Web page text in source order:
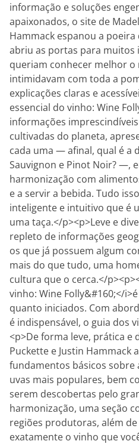
informação e soluções
apaixonados, o site de
Hammack espanou a
abriu as portas para muitos
queriam conhecer melhor
intimidavam com toda a
explicações claras e
essencial do vinho: Wine
informações
cultivadas do planeta,
cada uma — afinal, qual é a
Sauvignon e Pinot Noir? —,
harmonização com
e a servir a bebida. Tudo
inteligente e intuitivo que é
uma taça.</p><p>Leve e
repleto de informações
os que já possuem algum
mais do que tudo, uma
cultura que o cerca.</
vinho: Wine Folly&#160;</
quanto iniciados. Com
é indispensável, o guia dos
<p>De forma leve, prática e
Puckette e Justin Hammack
fundamentos básicos sobre
uvas mais populares, bem
serem descobertas pelo
harmonização, uma seção
regiões produtoras, além
exatamente o vinho que